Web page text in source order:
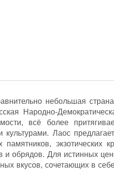
небольшая
Народно-
всё более
культурами. Лаос
памятников,
и обрядов. Для истинных
вкусов, сочетающих в